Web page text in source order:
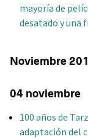
mayoría de
desatado y una
Noviembre
04 noviembre
100 años de
adaptación del